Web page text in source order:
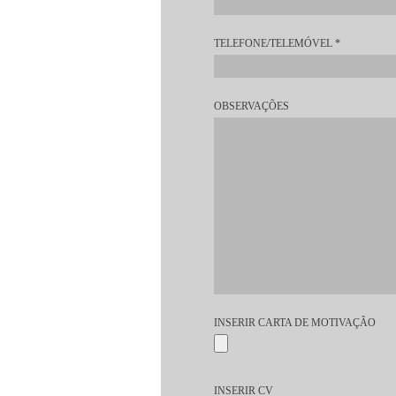
TELEFONE/TELEMÓVEL *
OBSERVAÇÕES
INSERIR CARTA DE MOTIVAÇÃO
INSERIR CV